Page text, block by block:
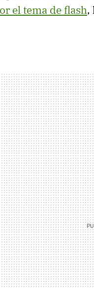
el tema de flash,